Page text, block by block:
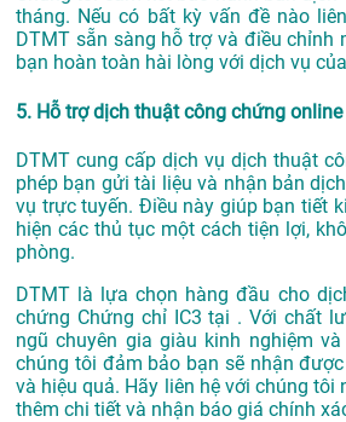
tháng. Nếu có bất kỳ vấn đề nào
DTMT sẵn sàng hỗ trợ và điều chỉnh
bạn hoàn toàn hài lòng với dịch vụ
5. Hỗ trợ dịch thuật công chứng online
DTMT cung cấp dịch vụ dịch thuật
phép bạn gửi tài liệu và nhận bản
vụ trực tuyến. Điều này giúp bạn tiết
hiện các thủ tục một cách tiện lợi,
phòng.
DTMT là lựa chọn hàng đầu cho
chứng Chứng chỉ IC3 tại . Với chất
ngũ chuyên gia giàu kinh nghiệm
chúng tôi đảm bảo bạn sẽ nhận
và hiệu quả. Hãy liên hệ với chúng tôi
thêm chi tiết và nhận báo giá chính